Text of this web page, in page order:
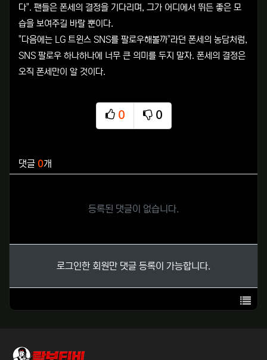
다". 팬들은 폰세의 결정을 기다리며, 그가 어디에서 뛰든 좋은 모
습을 보여주길 바랄 뿐이다.
"다음에는 LG 트윈스 SNS를 팔로우해볼까"라던 폰세의 농담처럼,
SNS 팔로우 하나하나에 너무 큰 의미를 두지 말자. 폰세의 결정은
오직 폰세만이 알 것이다.
0
추천
0
비추천
댓글 0개
등록된 댓글이 없습니다.
로그인한 회원만 댓글 등록이 가능합니다.
목록